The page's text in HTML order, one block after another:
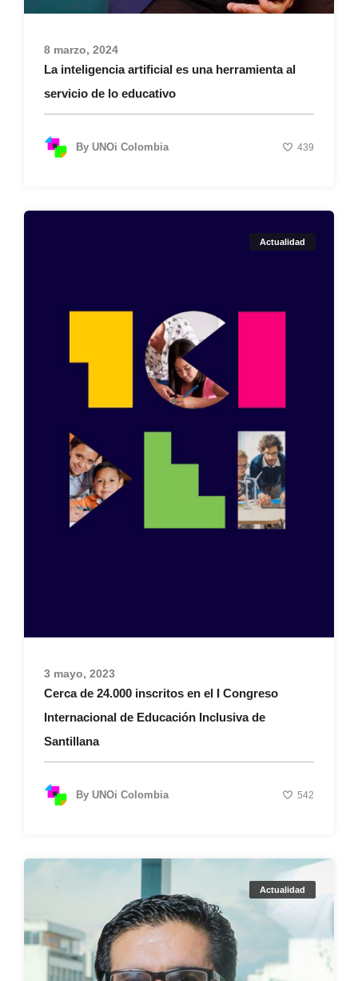
8 marzo, 2024
La inteligencia artificial es una herramienta al
servicio de lo educativo
By UNOi Colombia 439
Actualidad
3 mayo, 2023
Cerca de 24.000 inscritos en el I Congreso
Internacional de Educación Inclusiva de
Santillana
By UNOi Colombia 542
Actualidad